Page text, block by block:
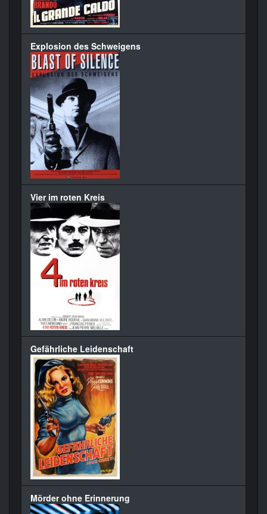
Explosion des Schweigens
Vier im roten Kreis
Gefährliche Leidenschaft
Mörder ohne Erinnerung